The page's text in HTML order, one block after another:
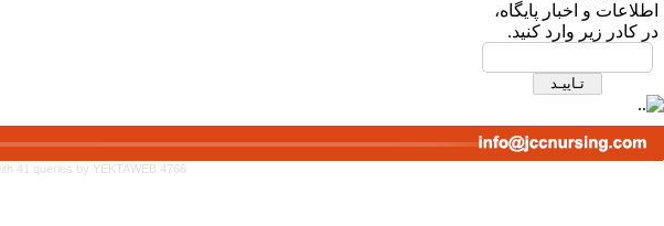
اطلاعات و اخبار پایگاه،
در کادر زیر وارد کنید.
41 queries by YEKTAWEB 4766